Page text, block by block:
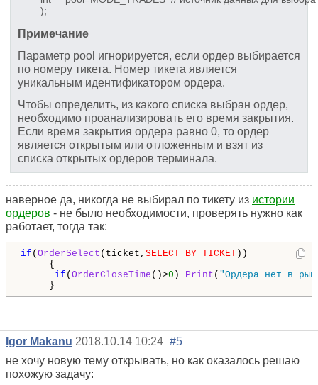
);
Примечание
Параметр pool игнорируется, если ордер выбирается
по номеру тикета. Номер тикета является
уникальным идентификатором ордера.
Чтобы определить, из какого списка выбран ордер,
необходимо проанализировать его время закрытия.
Если время закрытия ордера равно 0, то ордер
является открытым или отложенным и взят из
списка открытых ордеров терминала.
наверное да, никогда не выбирал по тикету из истории
ордеров - не было необходимости, проверять нужно как
работает, тогда так:
if ( OrderSelect (ticket, SELECT_BY_TICKET ))
{
if ( OrderCloseTime ()>0 ) Print ( "Ордера нет в
}
Igor Makanu 2018.10.14 10:24 #5
не хочу новую тему открывать, но как оказалось решаю
похожую задачу: